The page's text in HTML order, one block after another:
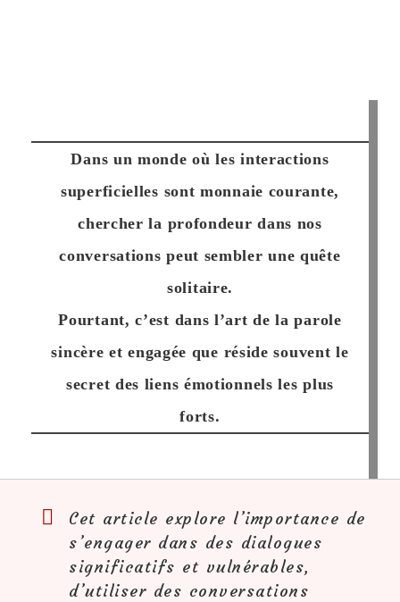
Dans un monde où les interactions
superficielles sont monnaie courante,
chercher la profondeur dans nos
conversations peut sembler une quête
solitaire.
Pourtant, c’est dans l’art de la parole
sincère et engagée que réside souvent le
secret des liens émotionnels les plus
forts.
Cet article explore l’importance de
s’engager dans des dialogues
significatifs et vulnérables,
d’utiliser des conversations